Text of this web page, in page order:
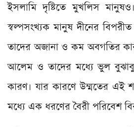
ইসলামি দৃষ্টিতে মুখলিস
স্বল্পসংখ্যক মানুষ দীনের
তাদের অজানা ও কম অবগতির
আলেম ও তাদের মধ্যে ভুল
কারণ। যার কারণে উম্মতের এই
মধ্যে এক ধরণের বৈরী পরিবেশ